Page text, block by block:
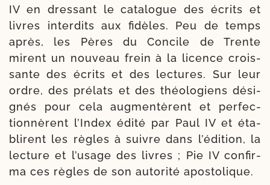
IV en dres­sant le cata­logue des écrits et
livres inter­dits aux fidèles. Peu de temps
après, les Pères du Concile de Trente
mirent un nou­veau frein à la licence crois­
sante des écrits et des lec­tures. Sur leur
ordre, des pré­lats et des théo­lo­giens dési­
gnés pour cela aug­men­tèrent et per­fec­
tion­nèrent l’Index édi­té par Paul IV et éta­
blirent les règles à suivre dans l’é­di­tion, la
lec­ture et l’usage des livres ; Pie IV confir­
ma ces règles de son auto­ri­té apostolique.